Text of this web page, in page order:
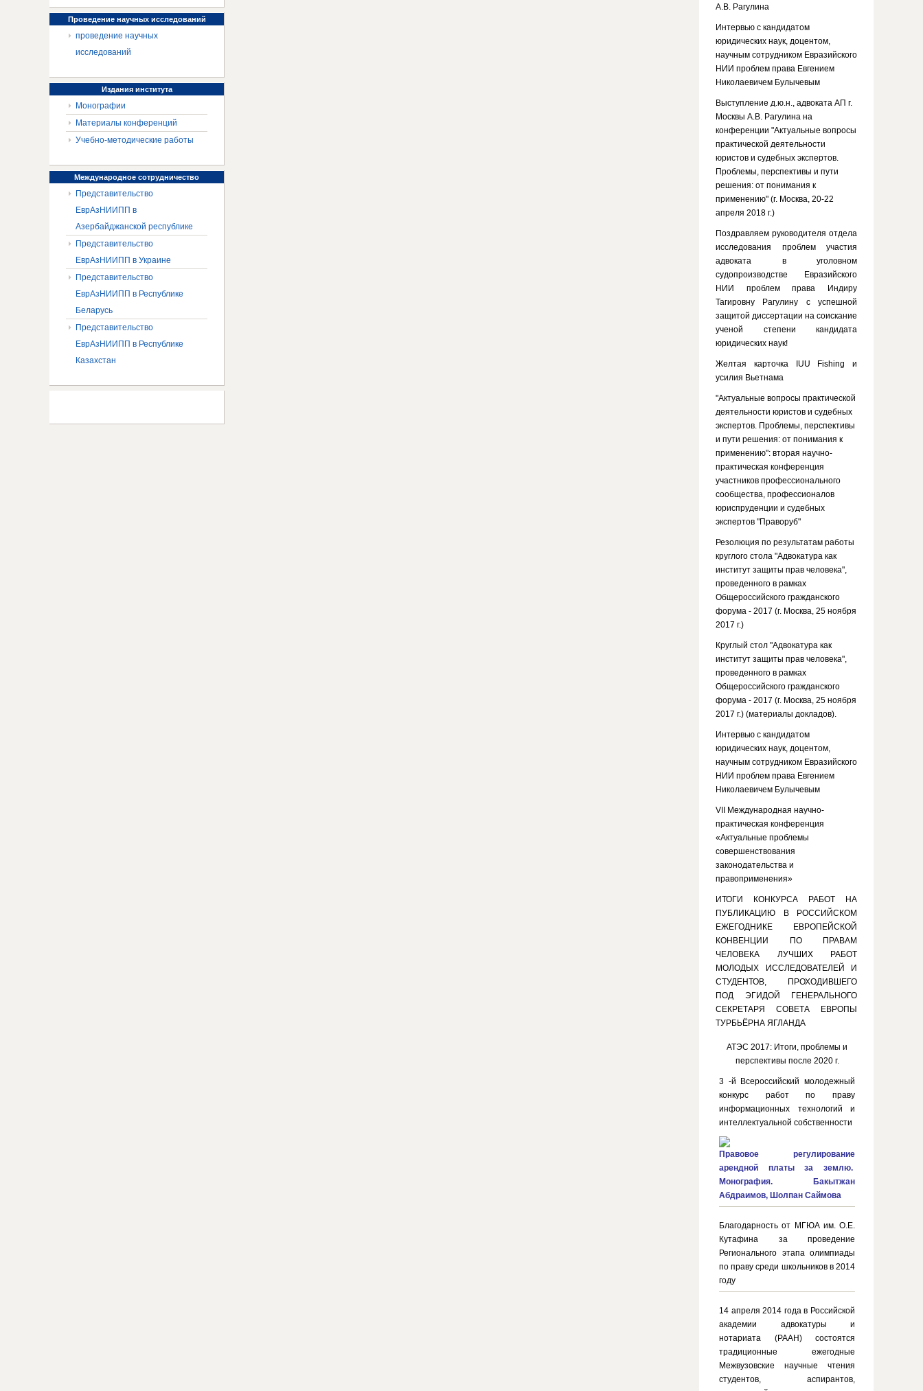
Проведениенаучных исследований
проведение научных
исследований
Изданияинститута
Монографии
Материалы конференций
Учебно-методические работы
Международное сотрудничество
Представительство
ЕврАзНИИПП в
Азербайджанской республике
Представительство
ЕврАзНИИПП в Украине
Представительство
ЕврАзНИИПП в Республике
Беларусь
Представительство
ЕврАзНИИПП в Республике
Казахстан
А.В. Рагулина
Интервью с кандидатом
юридических наук, доцентом,
научным сотрудником Евразийского
НИИ проблем права Евгением
Николаевичем Булычевым
Выступление д.ю.н., адвоката АП г.
Москвы А.В. Рагулина на
конференции "Актуальные вопросы
практической деятельности
юристов и судебных экспертов.
Проблемы, перспективы и пути
решения: от понимания к
применению" (г. Москва, 20-22
апреля 2018 г.)
Поздравляем руководителя отдела
исследования проблем участия
адвоката в уголовном
судопроизводстве Евразийского
НИИ проблем права Индиру
Тагировну Рагулину с успешной
защитой диссертации на соискание
ученой степени кандидата
юридических наук!
Желтая карточка IUU Fishing и
усилия Вьетнама
"Актуальные вопросы практической
деятельности юристов и судебных
экспертов. Проблемы, перспективы
и пути решения: от понимания к
применению": вторая научно-
практическая конференция
участников профессионального
сообщества, профессионалов
юриспруденции и судебных
экспертов "Праворуб"
Резолюция по результатам работы
круглого стола "Адвокатура как
институт защиты прав человека",
проведенного в рамках
Общероссийского гражданского
форума - 2017 (г. Москва, 25 ноября
2017 г.)
Круглый стол "Адвокатура как
институт защиты прав человека",
проведенного в рамках
Общероссийского гражданского
форума - 2017 (г. Москва, 25 ноября
2017 г.) (материалы докладов).
Интервью с кандидатом
юридических наук, доцентом,
научным сотрудником Евразийского
НИИ проблем права Евгением
Николаевичем Булычевым
VII Международная научно-
практическая конференция
«Актуальные проблемы
совершенствования
законодательства и
правоприменения»
ИТОГИ КОНКУРСА РАБОТ НА
ПУБЛИКАЦИЮ В РОССИЙСКОМ
ЕЖЕГОДНИКЕ ЕВРОПЕЙСКОЙ
КОНВЕНЦИИ ПО ПРАВАМ
ЧЕЛОВЕКА ЛУЧШИХ РАБОТ
МОЛОДЫХ ИССЛЕДОВАТЕЛЕЙ И
СТУДЕНТОВ, ПРОХОДИВШЕГО
ПОД ЭГИДОЙ ГЕНЕРАЛЬНОГО
СЕКРЕТАРЯ СОВЕТА ЕВРОПЫ
ТУРБЬЁРНА ЯГЛАНДА
АТЭС 2017: Итоги, проблемы и
перспективы после 2020 г.
3 -й Всероссийский молодежный
конкурс работ по праву
информационных технологий и
интеллектуальной собственности
Правовое регулирование
арендной платы за землю.
Монография. Бакытжан
Абдраимов, Шолпан Саймова
Благодарность от МГЮА им. О.Е.
Кутафина за проведение
Регионального этапа олимпиады
по праву среди школьников в 2014
году
14 апреля 2014 года в Российской
академии адвокатуры и
нотариата (РААН) состоятся
традиционные ежегодные
Межвузовские научные чтения
студентов, аспирантов,